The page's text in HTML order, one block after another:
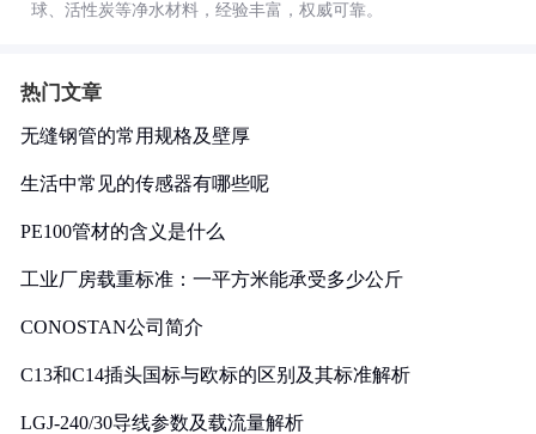
球、活性炭等净水材料，经验丰富，权威可靠。
热门文章
无缝钢管的常用规格及壁厚
生活中常见的传感器有哪些呢
PE100管材的含义是什么
工业厂房载重标准：一平方米能承受多少公斤
CONOSTAN公司简介
C13和C14插头国标与欧标的区别及其标准解析
LGJ-240/30导线参数及载流量解析